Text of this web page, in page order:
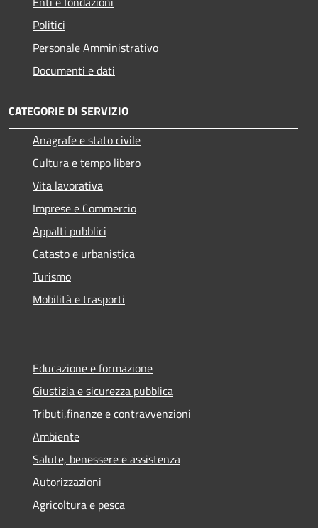
Politici
Personale Amministrativo
Documenti e dati
CATEGORIE DI SERVIZIO
Anagrafe e stato civile
Cultura e tempo libero
Vita lavorativa
Imprese e Commercio
Appalti pubblici
Catasto e urbanistica
Turismo
Mobilità e trasporti
Educazione e formazione
Giustizia e sicurezza pubblica
Tributi,finanze e contravvenzioni
Ambiente
Salute, benessere e assistenza
Autorizzazioni
Agricoltura e pesca